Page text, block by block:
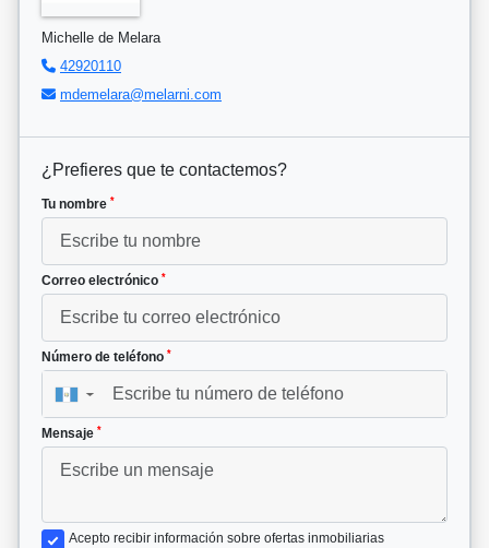
Michelle de Melara
42920110
mdemelara@melarni.com
¿Prefieres que te contactemos?
Tu nombre *
Correo electrónico *
Número de teléfono *
▼
Mensaje *
Acepto recibir información sobre ofertas inmobiliarias